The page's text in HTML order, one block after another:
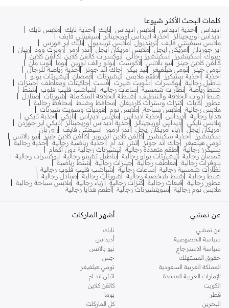
كلمات البحث الأكثر شيوعا
اديداس احذية اديداس ملابس اديداس نايك احذية نايك ملابس نايك
اديداس اوريجينالز
احذية اديداس اوريجينالز
سيفينتي فايف
ملابس سيفينتي فايف ترينديول ملابس ترينديول نايك اير فورس
اير جوردان
امريكان ايجل ملابس امريكان ايجل اندر ارمر روبرت وود
ريبان
ريبوك
سكيتشرز سكيتشرز رجالي بوكسرات كالفن كلاين كالفن كلاين
كالفن كلاين جينز نيو بالانس لاكوست بولو رالف لورين بوما
توب مان
تومي جينز تومي هيلفيغر تيد بيكر جاك اند جونز
أحذية رياضة للرجال
احذية
احذية سنيكرز أطقم ملابس تيشيرتات قمصان تيشيرتات بولو
بناطيل رجالية بوكسرات سويت شيرت فست جاكيتات ومعاطف جينزات
شنط رياضة نظارات شمسية ساعات رجاليه شباشب فليب فلوب
شنط
شنط أدوات الحلاقة والتنظيف
شنطة الحلاقة المتكاملة شورتات صنادل
عطور
كابات كنزات وسترات كارديغان محافظ وشنط
محافظ رجالية
ملابس رجالية ملابس سباحة ملابس نوم
هوديات وسويت شيرتات
هدايا رجالية أديداس أحذية أديداس ملابس أديداس نايكي أحذبة نايكي
ملابس نايكي أديداس أوريجينالز أحذية أديداس أوريجينالز
نايكي اير جوردن
أمريكان إيجل أزياء أمريكان إيجل أندر آرمور سيفنتي فايف راي بان
سكيتشرز
أحذية سكيتشرز كالفن كلاين اندروير كالفن كلاين جينز
نيو بالانس
تومي هيلفيغر
جاك اند جونز اتش اند ام أحذية رياضية رجالية أحذية رجالية
سنيكرز رجالية أطقم متعددة رجالية تيشيرتات رجالية دون أكمام
قمصان رجالية تيشيرتات بولو رجالية بناطيل تشينو رجالية بوكسرات رجالية
بلوفرات رجالية معاطف رجالية جينزات رجالية
شنط رياضية
نظارات شمسية رجالية
ساعات رجالية
شباشب فليب فلوب رجالية
شنط رجالية
شنط شخصية رجالية شورتات رجالية صنادل رجالية
عطور رجالية
قبعات رجالية كنزات رجالية أزياء رجالية ملابس سباحة رجالية
ملابس نوم رجالية
سويتشيرتات رجالية أطقم هدايا رجالية
عن نمشي
عن نمشي
سياسة الخصوصية
سياسة الاسترجاع
حقوق المستهلك
المملكة العربية السعودية
الإمارات العربية المتحدة
الكويت
قطر
البحرين
أشهر الماركات
نايك
أديداس
نيو بالانس
جس
تومي هيلفيغر
اتش اند ام
كالفن كلاين
بوما
كل الماركات